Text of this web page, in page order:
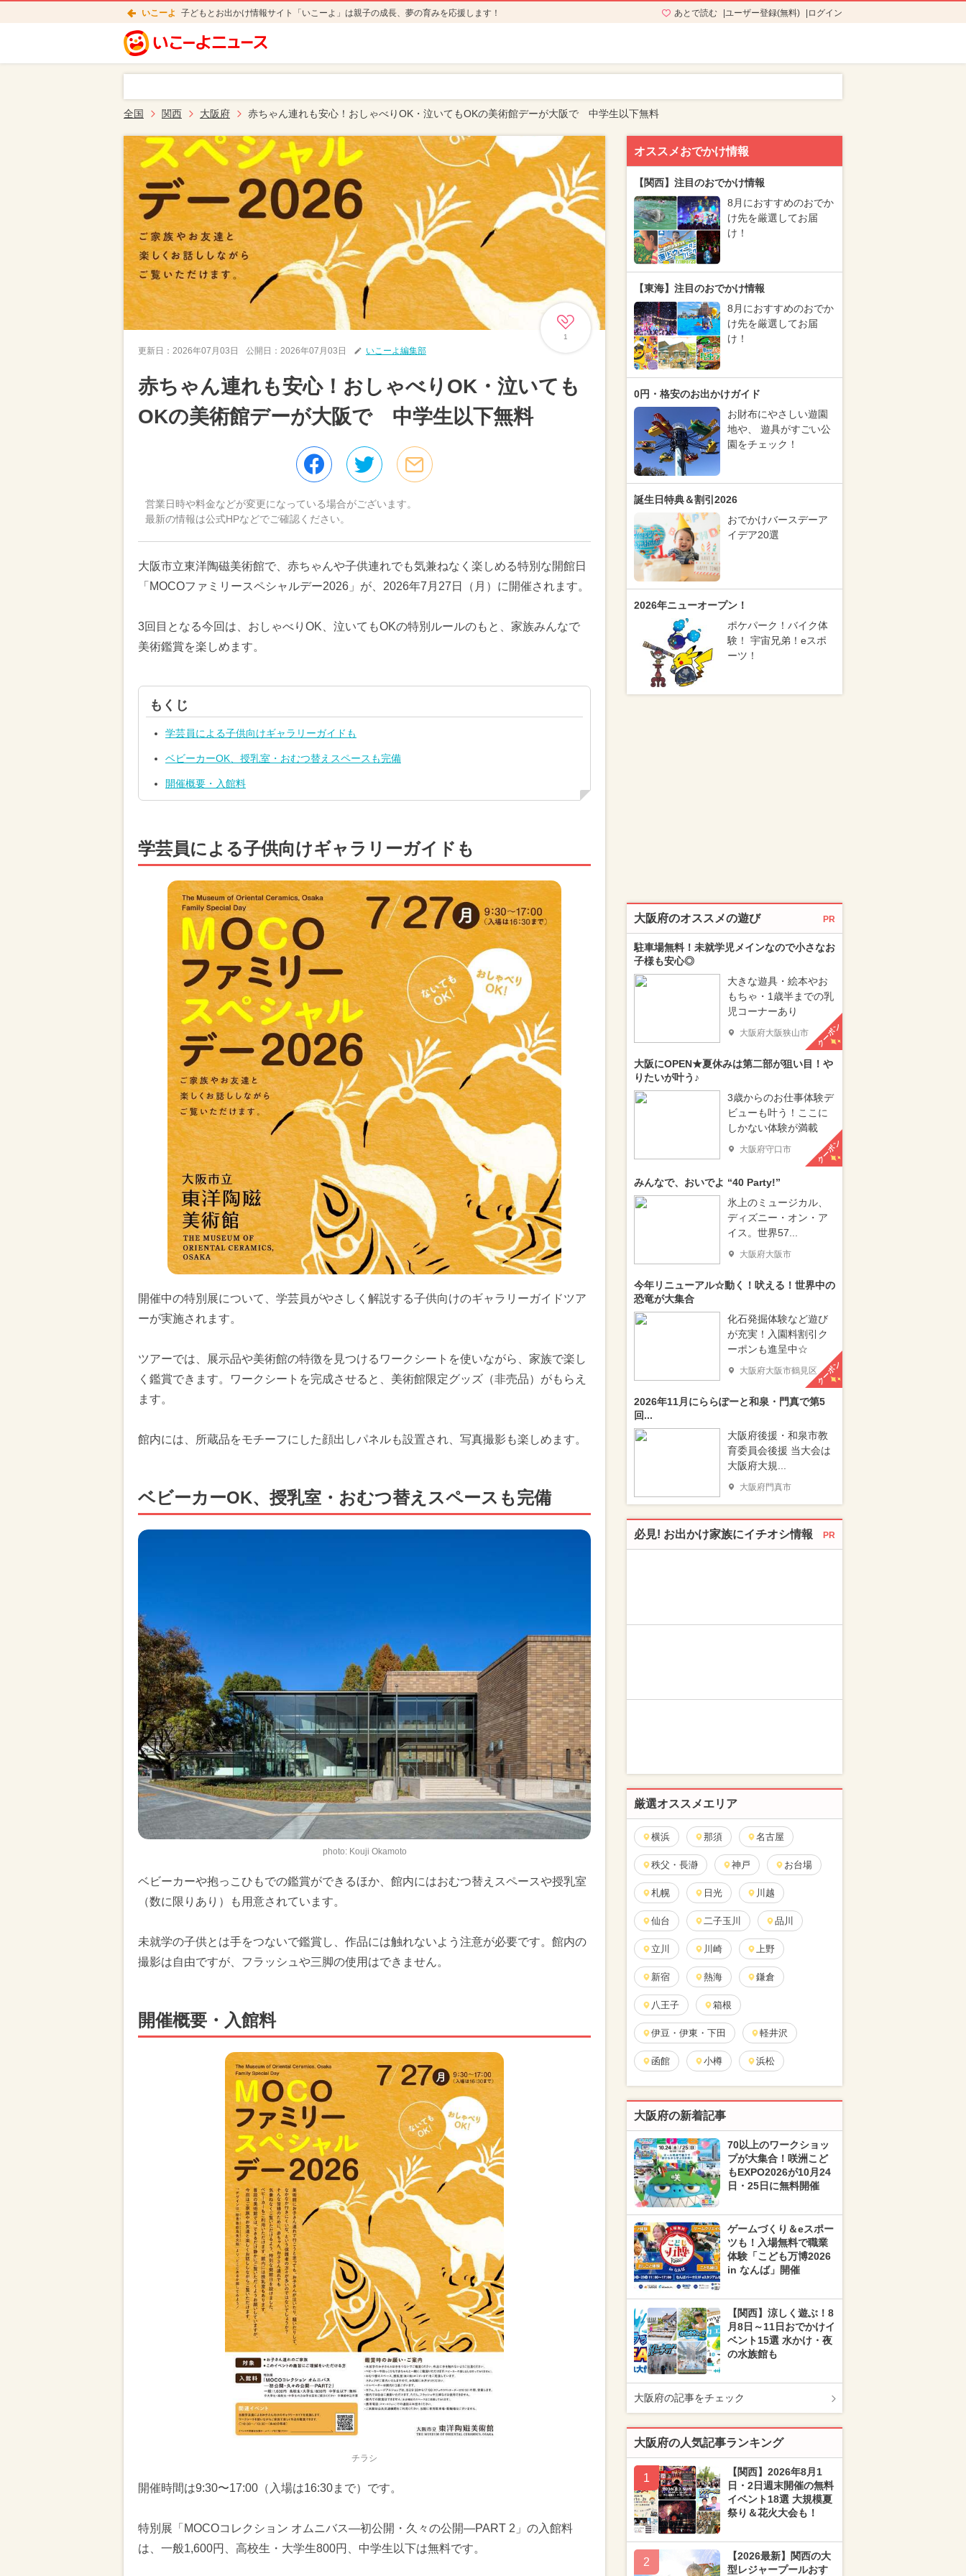
いこーよ 子どもとお出かけ情報サイト「いこーよ」は親子の成長、夢の育みを応援します！ あとで読む ユーザー登録(無料) ログイン
全国 関西 大阪府 赤ちゃん連れも安心！おしゃべりOK・泣いてもOKの美術館デーが大阪で 中学生以下無料
1
更新日： 2026年07月03日 公開日： 2026年07月03日 いこーよ編集部
赤ちゃん連れも安心！おしゃべりOK・泣いても
OKの美術館デーが大阪で 中学生以下無料
営業日時や料金などが変更になっている場合がございます。
最新の情報は公式HPなどでご確認ください。
大阪市立東洋陶磁美術館で、赤ちゃんや子供連れでも気兼ねなく楽しめる特別な開館日
「MOCOファミリースペシャルデー2026」が、2026年7月27日（月）に開催されます。
3回目となる今回は、おしゃべりOK、泣いてもOKの特別ルールのもと、家族みんなで
美術鑑賞を楽しめます。
もくじ
学芸員による子供向けギャラリーガイドも
ベビーカーOK、授乳室・おむつ替えスペースも完備
開催概要・入館料
学芸員による子供向けギャラリーガイドも
開催中の特別展について、学芸員がやさしく解説する子供向けのギャラリーガイドツア
ーが実施されます。
ツアーでは、展示品や美術館の特徴を見つけるワークシートを使いながら、家族で楽し
く鑑賞できます。ワークシートを完成させると、美術館限定グッズ（非売品）がもらえ
ます。
館内には、所蔵品をモチーフにした顔出しパネルも設置され、写真撮影も楽しめます。
ベビーカーOK、授乳室・おむつ替えスペースも完備
photo: Kouji Okamoto
ベビーカーや抱っこひもでの鑑賞ができるほか、館内にはおむつ替えスペースや授乳室
（数に限りあり）も用意されています。
未就学の子供とは手をつないで鑑賞し、作品には触れないよう注意が必要です。館内の
撮影は自由ですが、フラッシュや三脚の使用はできません。
開催概要・入館料
チラシ
開催時間は9:30〜17:00（入場は16:30まで）です。
特別展「MOCOコレクション オムニバス—初公開・久々の公開—PART 2」の入館料
は、一般1,600円、高校生・大学生800円、中学生以下は無料です。
オススメおでかけ情報
【関西】注目のおでかけ情報
8月におすすめのおでか
け先を厳選してお届
け！
【東海】注目のおでかけ情報
8月におすすめのおでか
け先を厳選してお届
け！
0円・格安のお出かけガイド
お財布にやさしい遊園
地や、 遊具がすごい公
園をチェック！
誕生日特典＆割引2026
おでかけバースデーア
イデア20選
2026年ニューオープン！
ポケパーク！バイク体
験！ 宇宙兄弟！eスポ
ーツ！
大阪府のオススメの遊び PR
駐車場無料！未就学児メインなので小さなお
子様も安心◎
大きな遊具・絵本やお
もちゃ・1歳半までの乳
児コーナーあり
大阪府大阪狭山市 クーポン
大阪にOPEN★夏休みは第二部が狙い目！や
りたいが叶う♪
3歳からのお仕事体験デ
ビューも叶う！ここに
しかない体験が満載
大阪府守口市 クーポン
みんなで、おいでよ “40 Party!”
氷上のミュージカル、
ディズニー・オン・ア
イス。世界57...
大阪府大阪市
今年リニューアル☆動く！吠える！世界中の
恐竜が大集合
化石発掘体験など遊び
が充実！入園料割引ク
ーポンも進呈中☆
大阪府大阪市鶴見区クーポン
2026年11月にららぽーと和泉・門真で第5
回...
大阪府後援・和泉市教
育委員会後援 当大会は
大阪府大規...
大阪府門真市
必見! お出かけ家族にイチオシ情報 PR
厳選オススメエリア
横浜 那須 名古屋
秩父・長瀞 神戸 お台場
札幌 日光 川越
仙台 二子玉川 品川
立川 川崎 上野
新宿 熱海 鎌倉
八王子 箱根
伊豆・伊東・下田 軽井沢
函館 小樽 浜松
大阪府の新着記事
70以上のワークショッ
プが大集合！咲洲こど
もEXPO2026が10月24
日・25日に無料開催
ゲームづくり＆eスポー
ツも！入場無料で職業
体験「こども万博2026
in なんば」開催
【関西】涼しく遊ぶ！8
月8日～11日おでかけイ
ベント15選 水かけ・夜
の水族館も
大阪府の記事をチェック
大阪府の人気記事ランキング
1
【関西】2026年8月1
日・2日週末開催の無料
イベント18選 大規模夏
祭り＆花火大会も！
2
【2026最新】関西の大
型レジャープールおす